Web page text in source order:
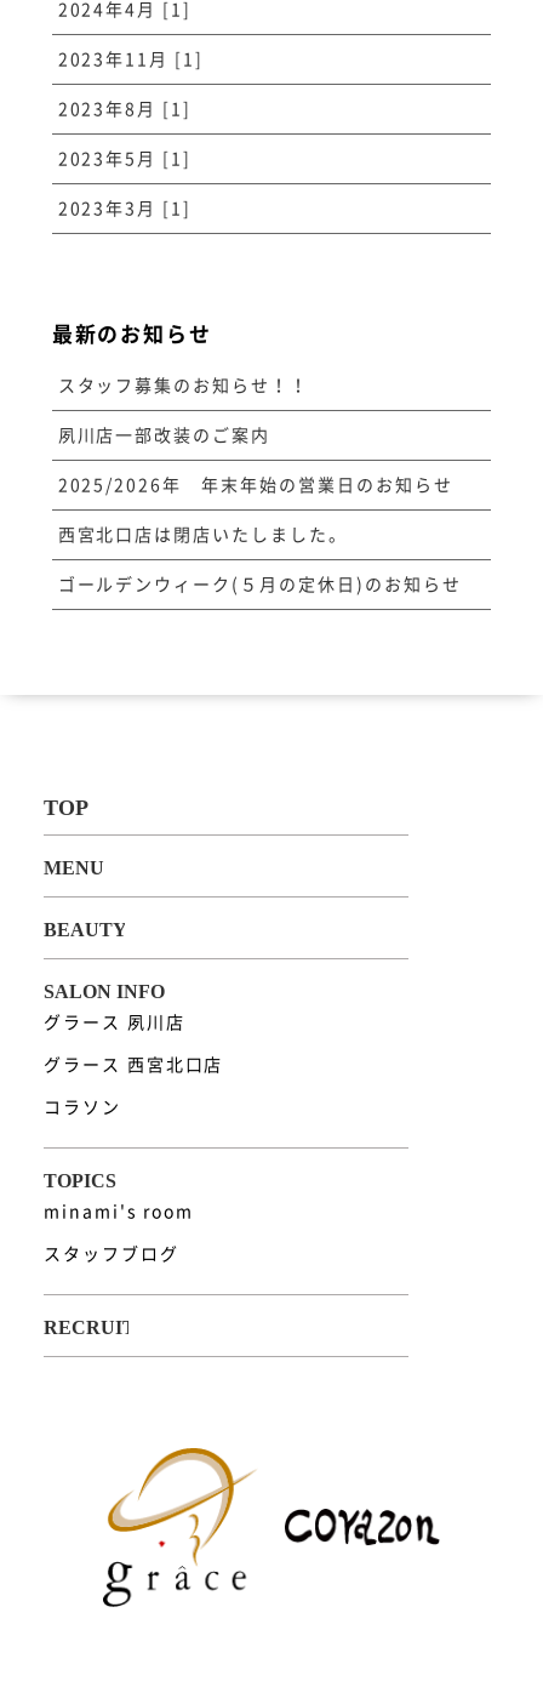
2024年4月 [1]
2023年11月 [1]
2023年8月 [1]
2023年5月 [1]
2023年3月 [1]
最新のお知らせ
スタッフ募集のお知らせ！！
夙川店一部改装のご案内
2025/2026年 年末年始の営業日のお知らせ
西宮北口店は閉店いたしました。
ゴールデンウィーク(５月の定休日)のお知らせ
グラース 夙川店
グラース 西宮北口店
コラソン
minami's room
スタッフブログ